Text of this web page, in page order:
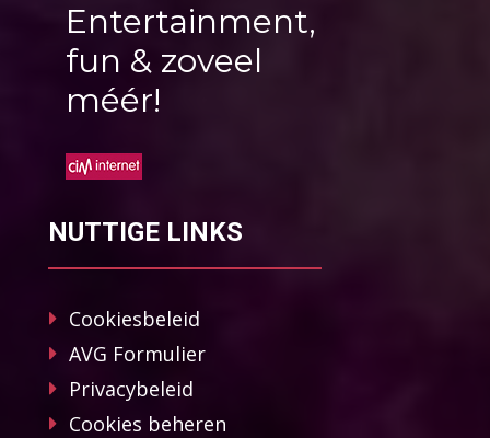
Entertainment,
fun & zoveel
méér!
NUTTIGE LINKS
Cookiesbeleid
AVG Formulier
Privacybeleid
Cookies beheren